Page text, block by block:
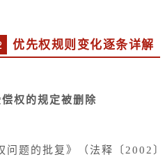
优先权规则变化逐条详解
权的规定被删除
题的批复》（法释〔2002